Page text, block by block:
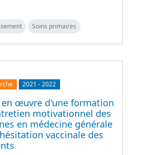
Soins primaires
2021 -2022
en œuvre d'une formation
motivationnel des
en médecine générale
vaccinale des